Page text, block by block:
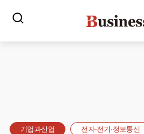
기업과산업 전자·전기·정보통신